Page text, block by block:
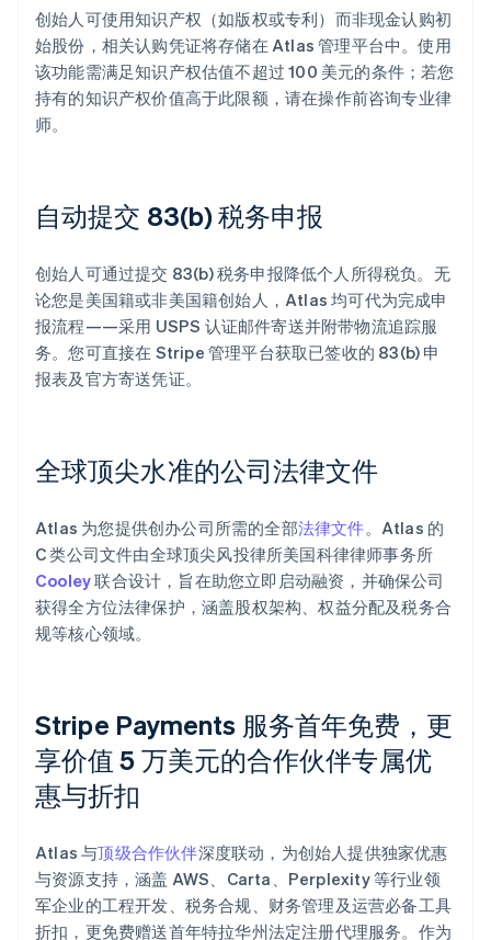
创始人可使用知识产权（如版权或专利）而非现金认购初
始股份，相关认购凭证将存储在 Atlas 管理平台中。使用
该功能需满足知识产权估值不超过 100 美元的条件；若您
持有的知识产权价值高于此限额，请在操作前咨询专业律
师。
自动提交 83(b) 税务申报
创始人可通过提交 83(b) 税务申报降低个人所得税负。无
论您是美国籍或非美国籍创始人，Atlas 均可代为完成申
报流程——采用 USPS 认证邮件寄送并附带物流追踪服
务。您可直接在 Stripe 管理平台获取已签收的 83(b) 申
报表及官方寄送凭证。
全球顶尖水准的公司法律文件
Atlas 为您提供创办公司所需的全部法律文件。Atlas 的
C 类公司文件由全球顶尖风投律所美国科律律师事务所
Cooley联合设计，旨在助您立即启动融资，并确保公司
获得全方位法律保护，涵盖股权架构、权益分配及税务合
规等核心领域。
Stripe Payments 服务首年免费，更
享价值 5 万美元的合作伙伴专属优
惠与折扣
Atlas 与顶级合作伙伴深度联动，为创始人提供独家优惠
与资源支持，涵盖 AWS、Carta、Perplexity 等行业领
军企业的工程开发、税务合规、财务管理及运营必备工具
折扣，更免费赠送首年特拉华州法定注册代理服务。作为
阿联酋
English
English
爱沙尼亚
English
奥地利